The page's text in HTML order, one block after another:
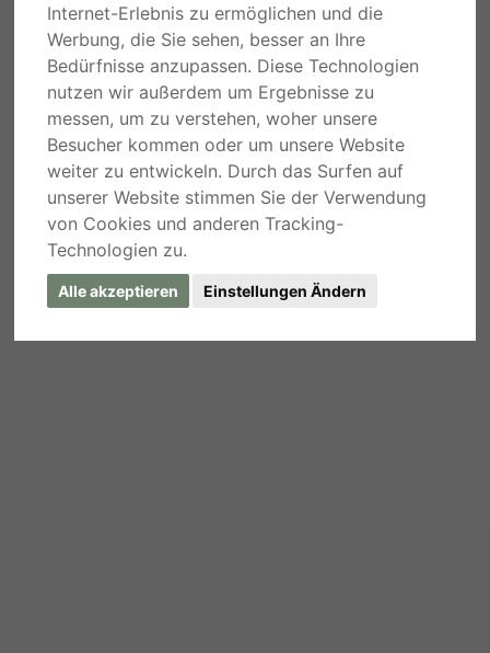
Internet-Erlebnis zu ermöglichen und die
Werbung, die Sie sehen, besser an Ihre
Bedürfnisse anzupassen. Diese Technologien
nutzen wir außerdem um Ergebnisse zu
messen, um zu verstehen, woher unsere
Besucher kommen oder um unsere Website
weiter zu entwickeln. Durch das Surfen auf
unserer Website stimmen Sie der Verwendung
von Cookies und anderen Tracking-
Technologien zu.
Alle akzeptieren Einstellungen Ändern